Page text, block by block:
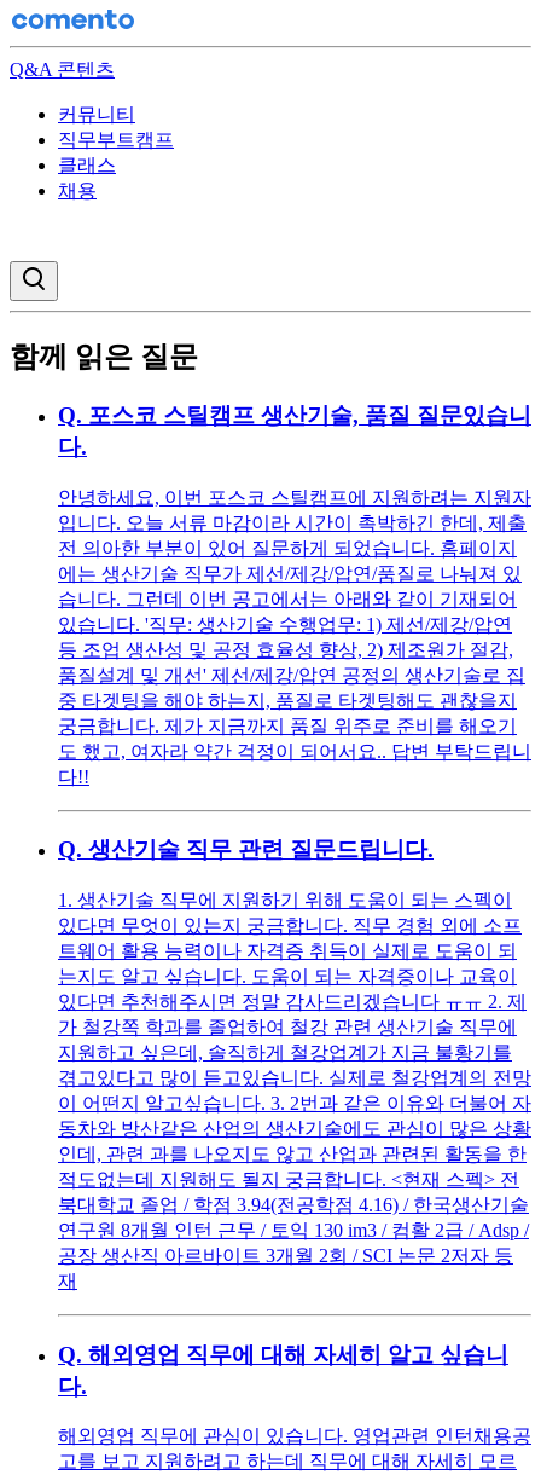
Q&A 콘텐츠
커뮤니티
직무부트캠프
클래스
채용
함께 읽은 질문
Q. 포스코 스틸캠프 생산기술, 품질 질문있습니
다.
안녕하세요, 이번 포스코 스틸캠프에 지원하려는 지원자
입니다. 오늘 서류 마감이라 시간이 촉박하긴 한데, 제출
전 의아한 부분이 있어 질문하게 되었습니다. 홈페이지
에는 생산기술 직무가 제선/제강/압연/품질로 나눠져 있
습니다. 그런데 이번 공고에서는 아래와 같이 기재되어
있습니다. '직무: 생산기술 수행업무: 1) 제선/제강/압연
등 조업 생산성 및 공정 효율성 향상, 2) 제조원가 절감,
품질설계 및 개선' 제선/제강/압연 공정의 생산기술로 집
중 타겟팅을 해야 하는지, 품질로 타겟팅해도 괜찮을지
궁금합니다. 제가 지금까지 품질 위주로 준비를 해오기
도 했고, 여자라 약간 걱정이 되어서요.. 답변 부탁드립니
다!!
Q. 생산기술 직무 관련 질문드립니다.
1. 생산기술 직무에 지원하기 위해 도움이 되는 스펙이
있다면 무엇이 있는지 궁금합니다. 직무 경험 외에 소프
트웨어 활용 능력이나 자격증 취득이 실제로 도움이 되
는지도 알고 싶습니다. 도움이 되는 자격증이나 교육이
있다면 추천해주시면 정말 감사드리겠습니다 ㅠㅠ 2. 제
가 철강쪽 학과를 졸업하여 철강 관련 생산기술 직무에
지원하고 싶은데, 솔직하게 철강업계가 지금 불황기를
겪고있다고 많이 듣고있습니다. 실제로 철강업계의 전망
이 어떤지 알고싶습니다. 3. 2번과 같은 이유와 더불어 자
동차와 방산같은 산업의 생산기술에도 관심이 많은 상황
인데, 관련 과를 나오지도 않고 산업과 관련된 활동을 한
적도없는데 지원해도 될지 궁금합니다. <현재 스펙> 전
북대학교 졸업 / 학점 3.94(전공학점 4.16) / 한국생산기술
연구원 8개월 인턴 근무 / 토익 130 im3 / 컴활 2급 / Adsp /
공장 생산직 아르바이트 3개월 2회 / SCI 논문 2저자 등
재
Q. 해외영업 직무에 대해 자세히 알고 싶습니
다.
해외영업 직무에 관심이 있습니다. 영업관련 인턴채용공
고를 보고 지원하려고 하는데 직무에 대해 자세히 모르